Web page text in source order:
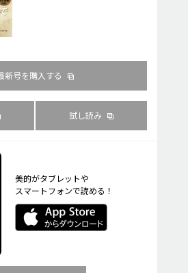
新号を購入する
試し読み
美的がタブレットや
スマートフォンで読める！